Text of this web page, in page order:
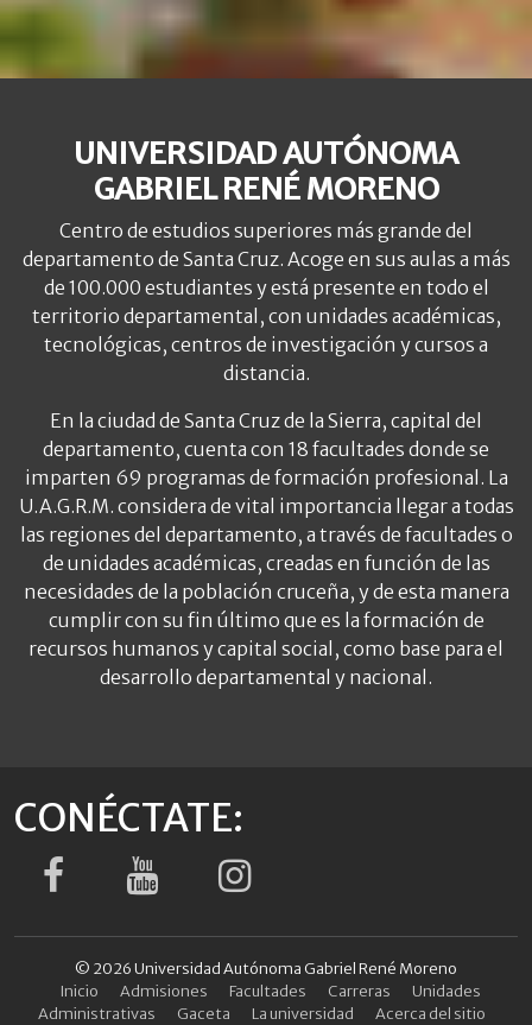
UNIVERSIDAD AUTÓNOMA
GABRIEL RENÉ MORENO
Centro de estudios superiores más grande del
departamento de Santa Cruz. Acoge en sus aulas a más
de 100.000 estudiantes y está presente en todo el
territorio departamental, con unidades académicas,
tecnológicas, centros de investigación y cursos a
distancia.
En la ciudad de Santa Cruz de la Sierra, capital del
departamento, cuenta con 18 facultades donde se
imparten 69 programas de formación profesional. La
U.A.G.R.M. considera de vital importancia llegar a todas
las regiones del departamento, a través de facultades o
de unidades académicas, creadas en función de las
necesidades de la población cruceña, y de esta manera
cumplir con su fin último que es la formación de
recursos humanos y capital social, como base para el
desarrollo departamental y nacional.
CONÉCTATE:
© 2026 Universidad Autónoma Gabriel René Moreno
Inicio
Admisiones Facultades Carreras
Unidades
Administrativas
Gaceta La universidad
Acerca del sitio